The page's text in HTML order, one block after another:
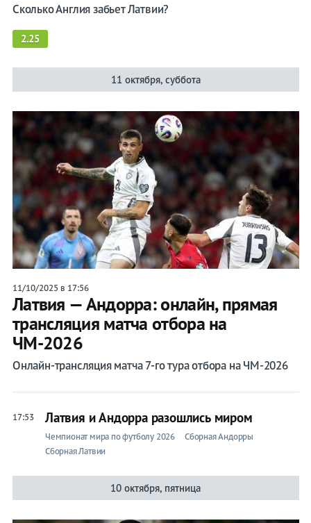
Сколько Англия забьет Латвии?
2.25
11 октября, суббота
11/10/2025 в 17:56
Латвия — Андорра: онлайн, прямая
трансляция матча отбора на
ЧМ-2026
Онлайн-трансляция матча 7-го тура отбора на ЧМ-2026
17:53 Латвия и Андорра разошлись миром
Чемпионат мира по футболу 2026
Сборная Андорры
Сборная Латвии
10 октября, пятница